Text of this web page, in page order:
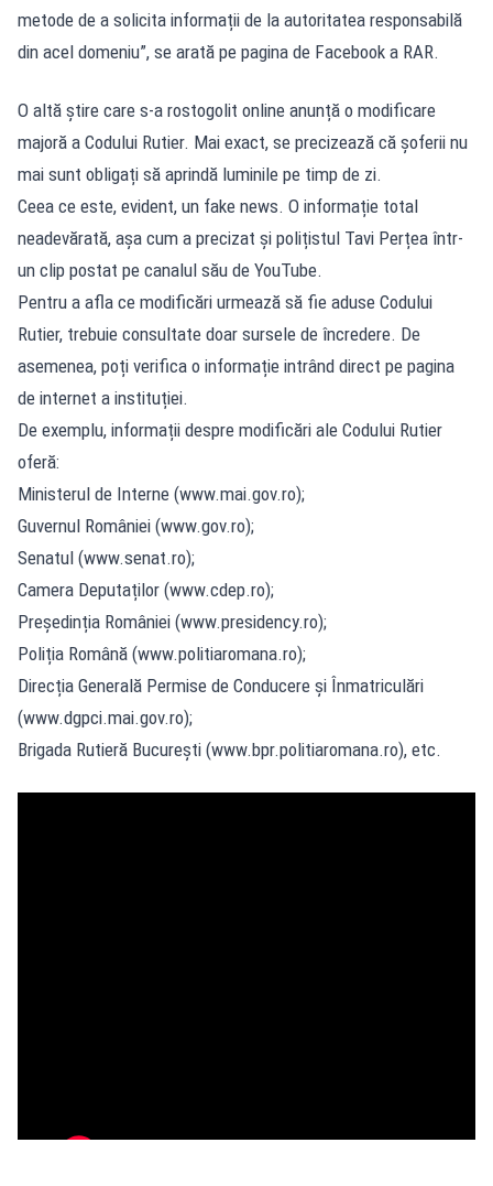
metode de a solicita informații de la autoritatea responsabilă
din acel domeniu”, se arată pe pagina de Facebook a RAR.
O altă știre care s-a rostogolit online anunță o modificare
majoră a Codului Rutier. Mai exact, se precizează că șoferii nu
mai sunt obligați să aprindă luminile pe timp de zi.
Ceea ce este, evident, un fake news. O informație total
neadevărată, așa cum a precizat și polițistul Tavi Perțea într-
un clip postat pe canalul său de YouTube.
Pentru a afla ce modificări urmează să fie aduse Codului
Rutier, trebuie consultate doar sursele de încredere. De
asemenea, poți verifica o informație intrând direct pe pagina
de internet a instituției.
De exemplu, informații despre modificări ale Codului Rutier
oferă:
Ministerul de Interne (www.mai.gov.ro);
Guvernul României (www.gov.ro);
Senatul (www.senat.ro);
Camera Deputaților (www.cdep.ro);
Președinția României (www.presidency.ro);
Poliția Română (www.politiaromana.ro);
Direcția Generală Permise de Conducere și Înmatriculări
(www.dgpci.mai.gov.ro);
Brigada Rutieră București (www.bpr.politiaromana.ro), etc.